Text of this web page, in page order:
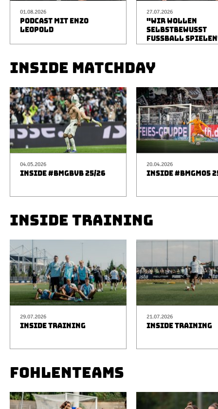
01.08.2026
PODCAST MIT ENZO
LEOPOLD
27.07.2026
"WIR WOLLEN
SELBSTBEWUSST
FUSSBALL
INSIDE MATCHDAY
04.05.2026
INSIDE #BMGBVB 25/26
20.04.2026
INSIDE #BMGM05
INSIDE TRAINING
29.07.2026
INSIDE TRAINING
21.07.2026
INSIDE TRAINING
FOHLENTEAMS